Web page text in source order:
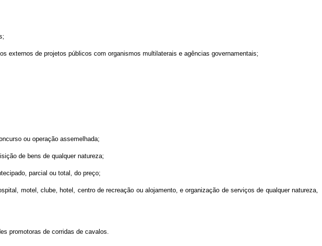
externos de projetos públicos com organismos multilaterais e agências governamentais;
ou operação assemelhada;
de bens de qualquer natureza;
parcial ou total, do preço;
motel, clube, hotel, centro de recreação ou alojamento, e organização de serviços de qualquer natureza,
promotoras de corridas de cavalos.